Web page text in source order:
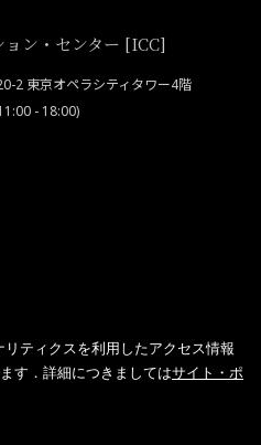
ン・センター [ICC]
2 東京オペラシティタワー4階
- 18:00)
ティクスを利用したアクセス情報
す． 詳細につきましてはサイト・ポ